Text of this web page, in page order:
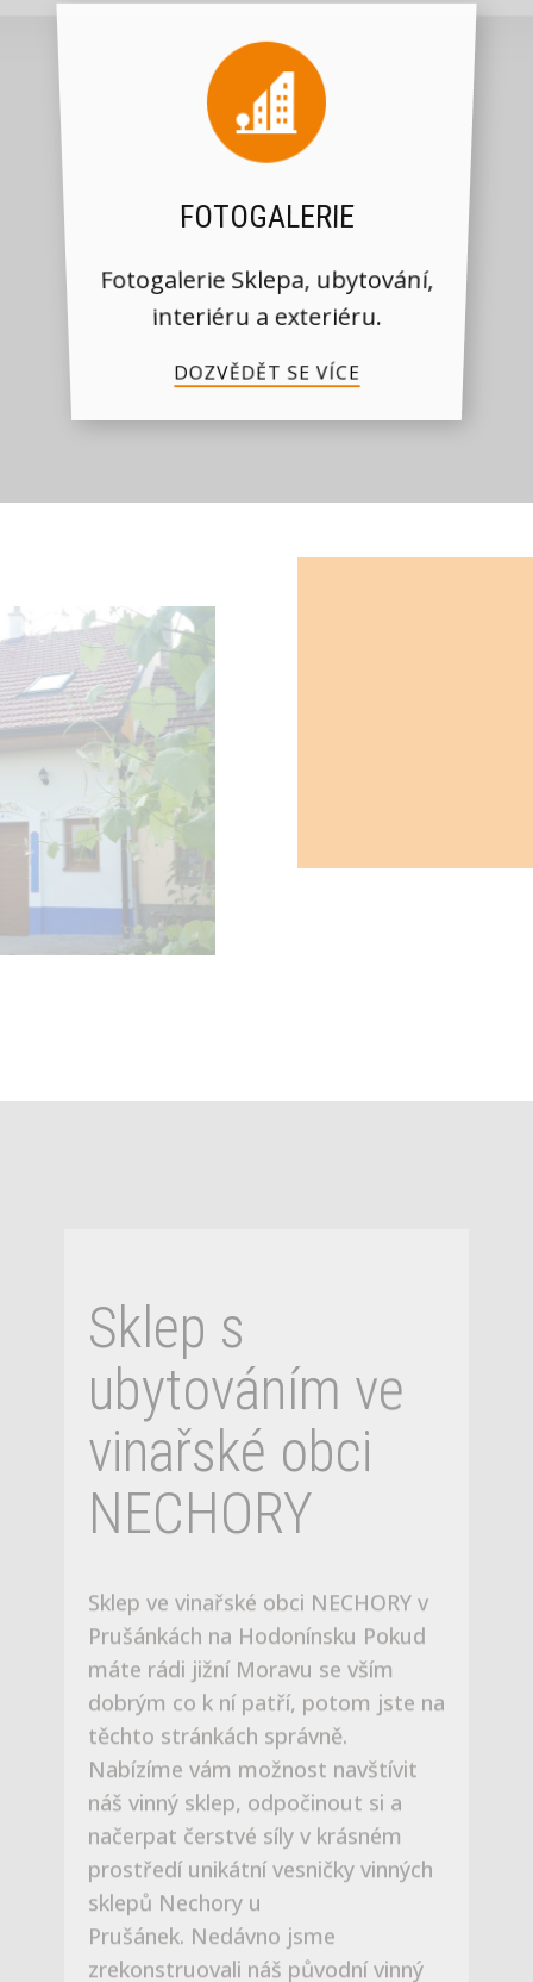
FOTOGALERIE
Fotogalerie Sklepa, ubytování,
interiéru a exteriéru.
DOZVĚDĚT SE VÍCE
Sklep s
Sklep ve vinařské obci NECHORY v
Prušánkách na Hodonínsku Pokud
máte rádi jižní Moravu se vším
dobrým co k ní patří, potom jste na
těchto stránkách správně.
Nabízíme vám možnost navštívit
načerpat čerstvé síly v krásném
prostředí unikátní vesničky vinných
sklepů Nechory u
Prušánek. Nedávno jsme
zrekonstruovali náš původní vinný
sklípek a postavili k němu
v tradičním slováckém stylu zcela
novou nadzemní část i
s ubytováním až pro 8 hostů. Přijet
můžete na letní rodinnou
dovolenou, víkendový pobyt,
firemní nebo soukromou akci či